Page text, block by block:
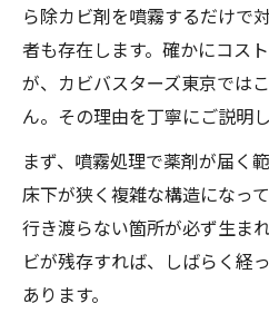
ら除カビ剤を噴霧するだけで
者も存在します。確かにコス
が、カビバスターズ東京では
ん。その理由を丁寧にご説明し
まず、噴霧処理で薬剤が届く
床下が狭く複雑な構造になっ
行き渡らない箇所が必ず生ま
ビが残存すれば、しばらく経
あります。